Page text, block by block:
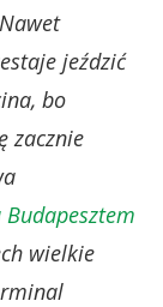
jeździć
bo
zacznie
wielkie